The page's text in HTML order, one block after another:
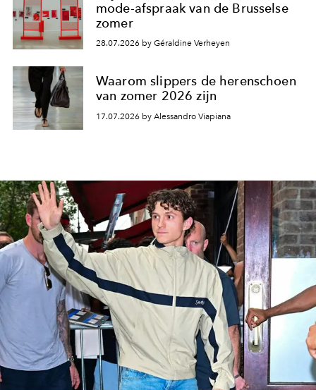
mode-afspraak van de Brusselse
zomer
28.07.2026 by Géraldine Verheyen
Waarom slippers de herenschoen
van zomer 2026 zijn
17.07.2026 by Alessandro Viapiana